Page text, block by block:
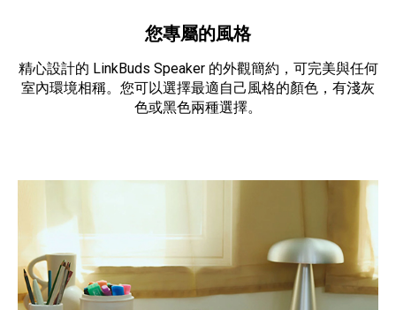
您專屬的風格
精心設計的 LinkBuds Speaker 的外觀簡約，可完美與任何
室內環境相稱。您可以選擇最適自己風格的顏色，有淺灰
色或黑色兩種選擇。